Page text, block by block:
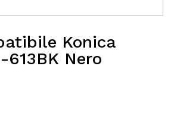
Konica
Nero